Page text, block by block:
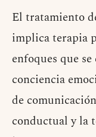
El tratamiento
implica terapia
enfoques que
conciencia
de
conductual y la